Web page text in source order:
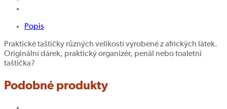
Popis
Praktické taštičky různých velikostí vyrobené z afrických látek.
Originální dárek, praktický organizér, penál nebo toaletní
taštička?
Podobné produkty